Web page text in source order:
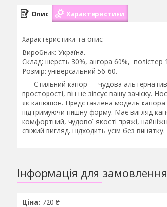
Опис Характеристики
Характеристики та опис
Виробник: Україна.
Склад: шерсть 30%, ангора 60%, полістер
Розмір: універсальний 56-60.
Стильний капор — чудова
просторості, він не зіпсує вашу зачіску.
як капюшон. Представлена модель капора
підтримуючи пишну форму. Має вигляд
комфортний, чудової якості пряжі,
свіжий вигляд. Підходить усім без винятку.
Інформація для замовлення
Ціна: 720 ₴